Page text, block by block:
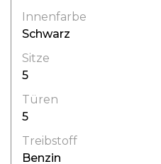
Innenfarbe
Schwarz
Sitze
5
Türen
5
Treibstoff
Benzin